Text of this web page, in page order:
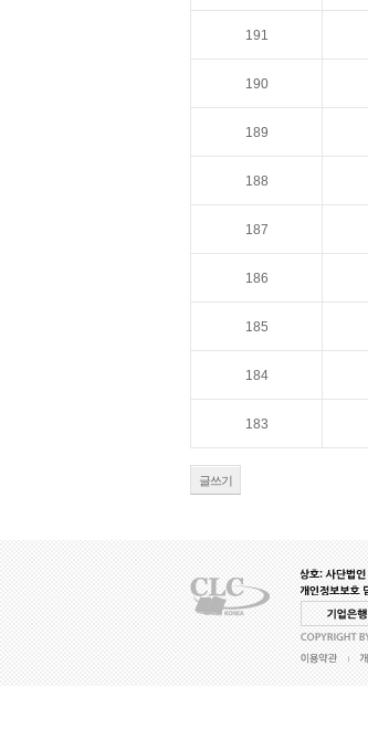
191
190
189
188
187
186
185
184
183
글쓰기